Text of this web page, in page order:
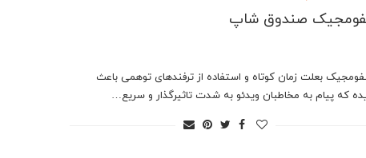
صندوق شاپ
بعلت زمان کوتاه و استفاده از ترفندهای توهمی باعث
که پیام به مخاطبان ویدئو به شدت تاثیرگذار و سریع…